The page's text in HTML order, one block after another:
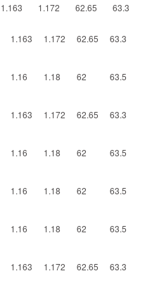
1.163 1.172 62.65
63.3
1.163 1.172 62.65 63.3
1.16 1.18 62 63.5
1.163 1.172 62.65 63.3
1.16 1.18 62 63.5
1.16 1.18 62 63.5
1.16 1.18 62 63.5
1.163 1.172 62.65 63.3